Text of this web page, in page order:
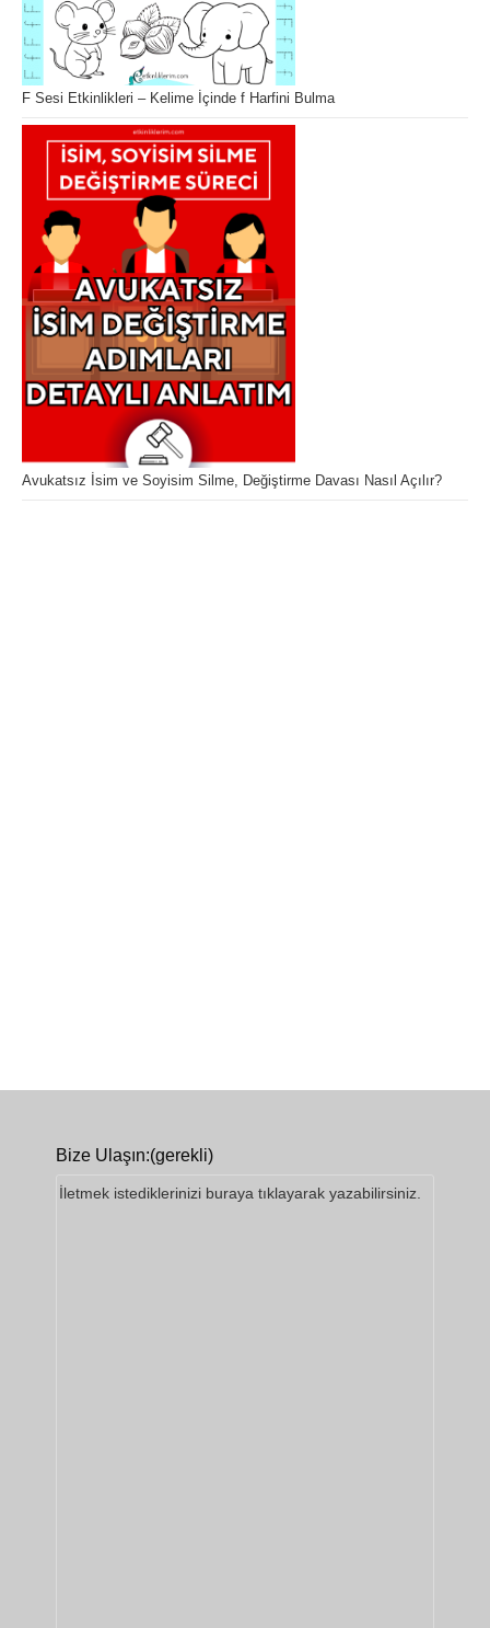
F Sesi Etkinlikleri – Kelime İçinde f Harfini Bulma
Avukatsız İsim ve Soyisim Silme, Değiştirme Davası Nasıl Açılır?
Bize Ulaşın:(gerekli)